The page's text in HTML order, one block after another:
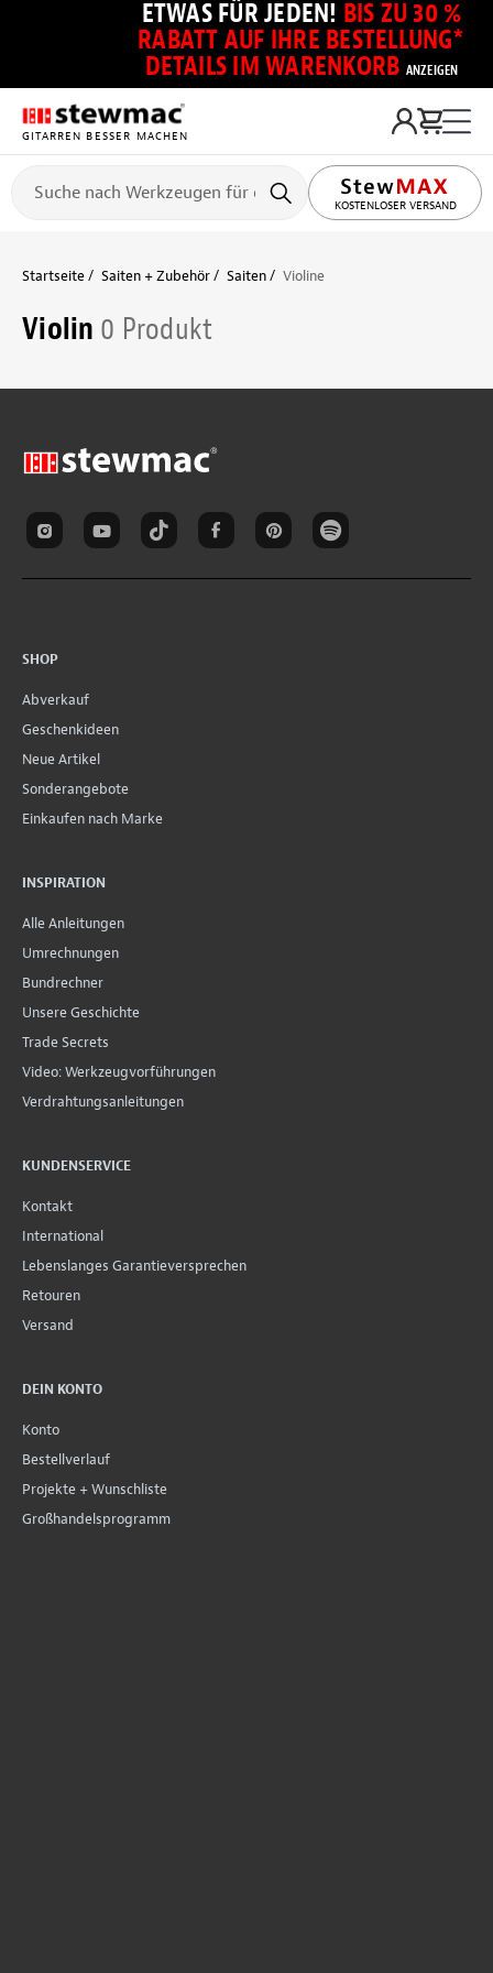
ETWAS FÜR JEDEN! BIS ZU 30 %
RABATT AUF IHRE BESTELLUNG*
DETAILS IM WARENKORB ANZEIGEN
GITARREN BESSER MACHEN
KOSTENLOSER VERSAND
Startseite Saiten + Zubehör Saiten Violine
Violin 0 Produkt
SHOP
Abverkauf
Geschenkideen
Neue Artikel
Sonderangebote
Einkaufen nach Marke
INSPIRATION
Alle Anleitungen
Umrechnungen
Bundrechner
Unsere Geschichte
Trade Secrets
Video: Werkzeugvorführungen
Verdrahtungsanleitungen
KUNDENSERVICE
Kontakt
International
Lebenslanges Garantieversprechen
Retouren
Versand
DEIN KONTO
Konto
Bestellverlauf
Projekte + Wunschliste
Großhandelsprogramm